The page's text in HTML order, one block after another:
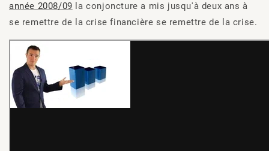
année 2008/09 la conjoncture a mis jusqu'à deux ans à
se remettre de la crise financière se remettre de la crise.